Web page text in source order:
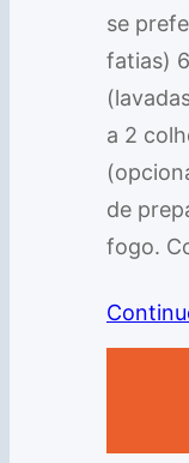
se
fatias)
a 2
de
fogo.